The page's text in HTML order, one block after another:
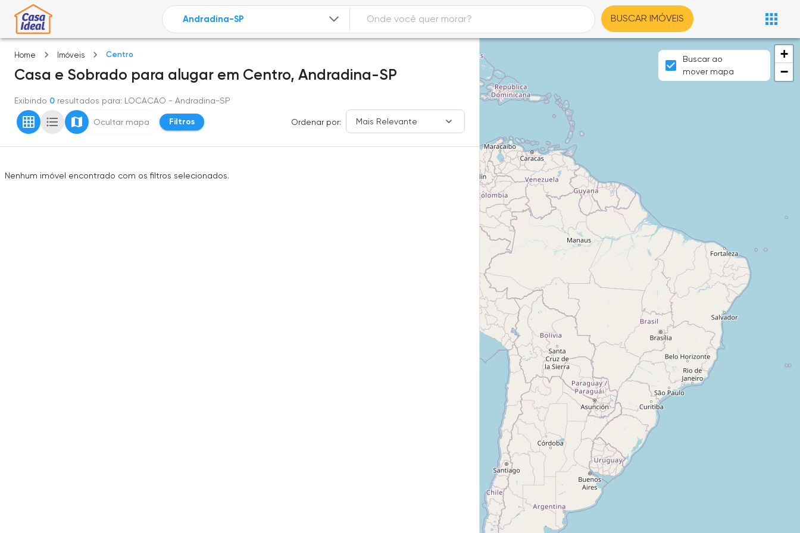
BUSCAR IMÓVEIS
Home Imóveis Centro
Casa e Sobrado para alugar em Centro, Andradina-SP
Exibindo 0 resultados para: LOCACAO - Andradina-SP
Ocultar mapa Filtros Ordenar por: Mais Relevante
Nenhum imóvel encontrado com os filtros selecionados.
+
−
Buscar ao
mover mapa